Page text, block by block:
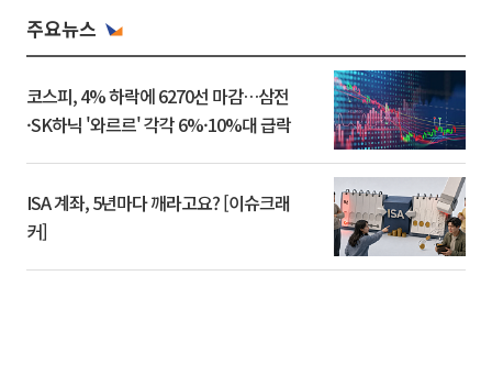
주요뉴스
코스피, 4% 하락에 6270선 마감…삼전
·SK하닉 '와르르' 각각 6%·10%대 급락
ISA 계좌, 5년마다 깨라고요? [이슈크래
커]